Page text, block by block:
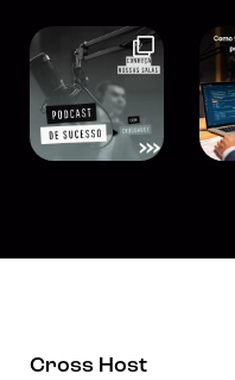
Cross Host